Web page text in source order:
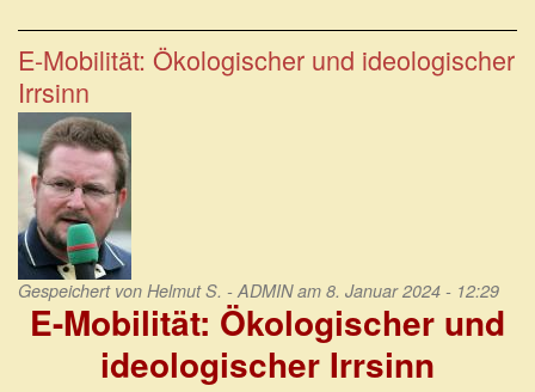
hat
keine
Gewinnkrise,
eine
Realitätskrise.
E-Mobilität: Ökologischer und ideologischer
Irrsinn
Gespeichert von Helmut S. - ADMINam 8. Januar 2024 - 12:29
E-Mobilität: Ökologischer und
ideologischer Irrsinn